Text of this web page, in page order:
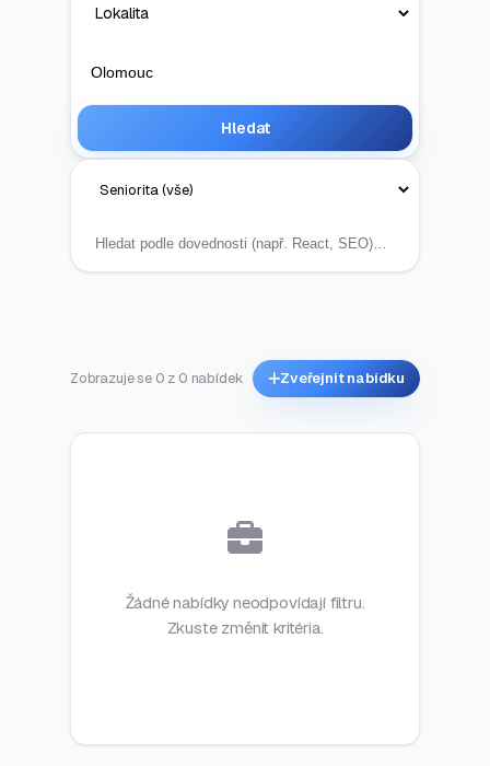
Hledat
Zobrazuje se 0 z 0 nabídek Zveřejnit nabídku
Žádné nabídky neodpovídají filtru.
Zkuste změnit kritéria.